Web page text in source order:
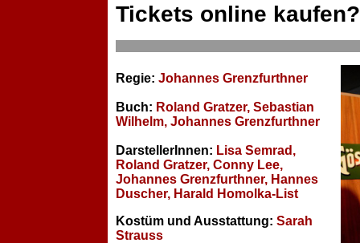
Tickets online
Regie: Johannes Grenzfurthner
Buch: Roland Gratzer, Sebastian
Wilhelm, Johannes Grenzfurthner
DarstellerInnen: Lisa Semrad,
Roland Gratzer, Conny Lee,
Johannes Grenzfurthner, Hannes
Duscher, Harald Homolka-List
Kostüm und Ausstattung: Sarah
Strauss